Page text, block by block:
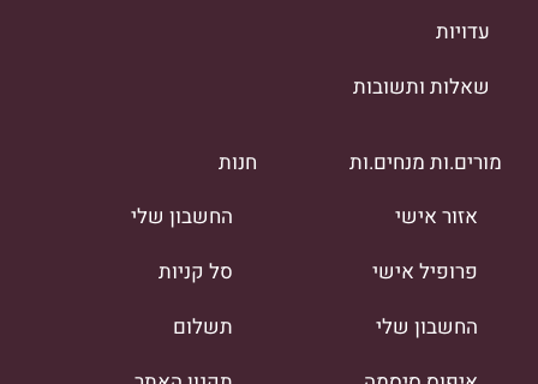
עדויות
שאלות ותשובות
מורים.ות מנחים.ות
אזור אישי
פרופיל אישי
החשבון שלי
חנות
החשבון שלי
סל קניות
תשלום